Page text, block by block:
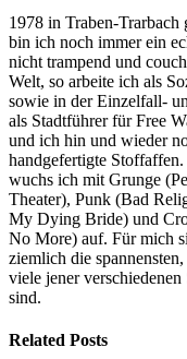
1978 in Traben-Trarbach
bin ich noch immer ein
nicht trampend und
Welt, so arbeite ich als
sowie in der Einzelfall-
als Stadtführer für Free
und ich hin und wieder
handgefertigte
wuchs ich mit Grunge
Theater), Punk (Bad
My Dying Bride) und
No More) auf. Für mich
ziemlich die
viele jener
sind.
Related Posts